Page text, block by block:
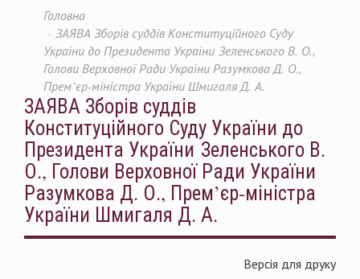
Головна
ЗАЯВА Зборів суддів Конституційного Суду
України до Президента України Зеленського В. О.,
Голови Верховної Ради України Разумкова Д. О.,
Прем’єр-міністра України Шмигаля Д. А.
ЗАЯВА Зборів суддів
Конституційного Суду України до
Президента України Зеленського В.
О., Голови Верховної Ради України
Разумкова Д. О., Прем’єр-міністра
України Шмигаля Д. А.
Версія для друку